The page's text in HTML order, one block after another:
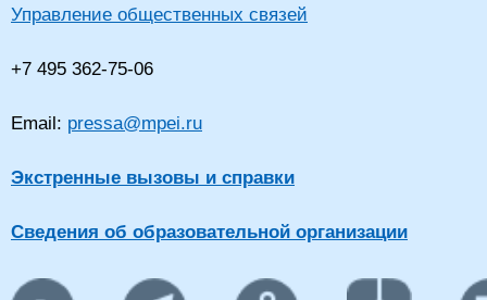
Управление общественных связей
+7 495 362-75-06
Email: pressa@mpei.ru
Экстренные вызовы и справки
Сведения об образовательной организации